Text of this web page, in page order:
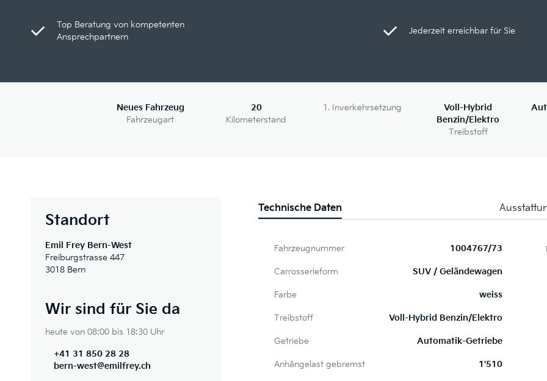
Top Beratung von kompetenten
Ansprechpartnern
Jederzeit erreichbar für Sie
Neues Fahrzeug
Fahrzeugart
20
Kilometerstand
1. Inverkehrsetzung
Voll-Hybrid
Benzin/Elektro
Treibstoff
Technische Daten
Fahrzeugnummer 1004767/73
Carrosserieform SUV / Geländewagen
Farbe weiss
Treibstoff Voll-Hybrid Benzin/Elektro
Getriebe Automatik-Getriebe
Anhängelast gebremst 1'510
Standort
Emil Frey Bern-West
Freiburgstrasse 447
3018 Bern
Wir sind für Sie da
heute von 08:00 bis 18:30 Uhr
+41 31 850 28 28
bern-west@emilfrey.ch